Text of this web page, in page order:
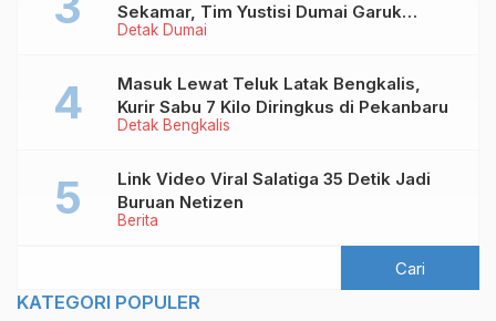
Detak Dumai
Sekamar, Tim Yustisi Dumai Garuk
Puluhan Pasangan Mesum
Detak Bengkalis
Masuk Lewat Teluk Latak Bengkalis,
Kurir Sabu 7 Kilo Diringkus di Pekanbaru
Berita
Link Video Viral Salatiga 35 Detik Jadi
Buruan Netizen
KATEGORI POPULER